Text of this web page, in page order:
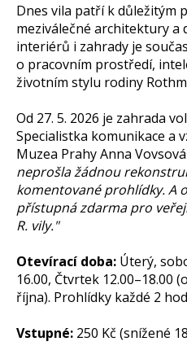
Dnes vila patří k důležitým
meziválečné architektury a
interiérů i zahrady je
o pracovním prostředí,
životním stylu rodiny
Od 27. 5. 2026 je zahrada
Specialistka komunikace a
Muzea Prahy Anna
neprošla žádnou
komentované prohlídky. A
přístupná zdarma pro
R. vily."
Otevírací doba: Úterý,
16.00, Čtvrtek 12.00–18.00
října). Prohlídky každé 2
Vstupné: 250 Kč (snížené